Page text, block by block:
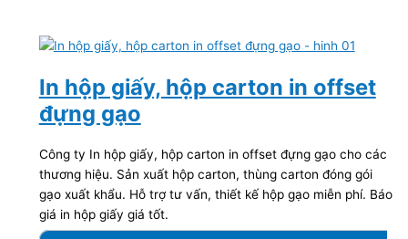
In hộp giấy, hộp carton in offset
đựng gạo
Công ty In hộp giấy, hộp carton in offset đựng gạo cho các
thương hiệu. Sản xuất hộp carton, thùng carton đóng gói
gạo xuất khẩu. Hỗ trợ tư vấn, thiết kế hộp gạo miễn phí. Báo
giá in hộp giấy giá tốt.